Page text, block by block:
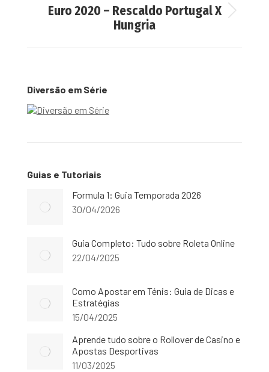
Next
post:
Euro 2020 – Rescaldo Portugal X
Hungria
Diversão em Série
Guias e Tutoriais
Formula 1: Guia Temporada 2026
30/04/2026
Guia Completo: Tudo sobre Roleta Online
22/04/2025
Como Apostar em Ténis: Guia de Dicas e
Estratégias
15/04/2025
Aprende tudo sobre o Rollover de Casino e
Apostas Desportivas
11/03/2025